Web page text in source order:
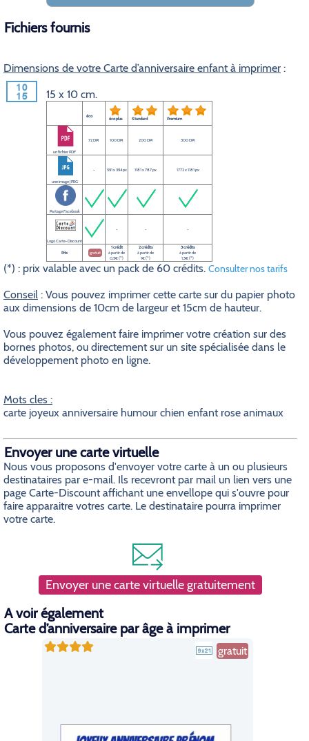
Fichiers fournis
Dimensions de votre Carte d’anniversaire enfant à imprimer :
15 x 10 cm.
éco éco plus Standard Premium
un fichier PDF
72 DPI 100 DPI 200 DPI 300 DPI
une image JPEG
- 591 x 394 px 1181 x 787 px 1772 x 1181 px
Partage Facebook
Logo Carte-Discount
- - -
Prix gratuit
1 crédit
à partir de
0,5€ (*)
2 crédits
à partir de
1€ (*)
3 crédits
à partir de
1,5€ (*)
(*) : prix valable avec un pack de 60 crédits. Consulter nos tarifs
Conseil : Vous pouvez imprimer cette carte sur du papier photo
aux dimensions de 10cm de largeur et 15cm de hauteur.
Vous pouvez également faire imprimer votre création sur des
bornes photos, ou directement sur un site spécialisée dans le
développement photo en ligne.
Mots cles :
carte joyeux anniversaire humour chien enfant rose animaux
Envoyer une carte virtuelle
Nous vous proposons d'envoyer votre carte à un ou plusieurs
destinataires par e-mail. Ils recevront par mail un lien vers une
page Carte-Discount affichant une envellope qui s'ouvre pour
faire apparaitre votres carte. Le destinataire pourra imprimer
votre carte.
Envoyer une carte virtuelle gratuitement
A voir également
Carte d’anniversaire par âge à imprimer
gratuit